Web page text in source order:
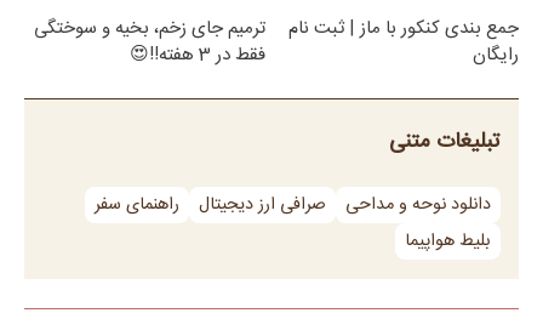
جمع بندی کنکور با ماز | ثبت نام
رایگان
ترمیم جای زخم، بخیه و سوختگی
فقط در 3 هفته!!😍
تبلیغات متنی
دانلود نوحه و مداحی صرافی ارز دیجیتال
راهنمای سفر
بلیط هواپیما